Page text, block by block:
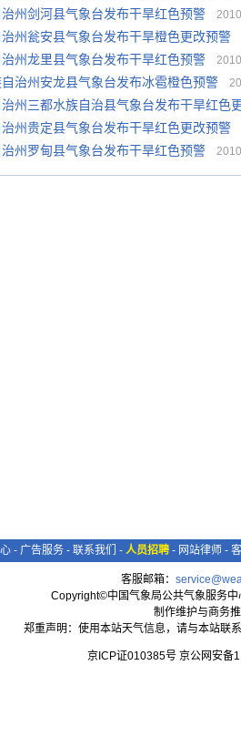
州剑河县气象台发布干旱红色预警
州瓮安县气象台发布干旱橙色更改预警
州龙里县气象台发布干旱红色预警
治州安龙县气象台发布冰雹橙色预警
州三都水族自治县气象台发布干旱红色
州贵定县气象台发布干旱红色更改预警
州罗甸县气象台发布干旱红色预警
- 广告服务 - 联系我们 - 人员招聘 - 网站律师 -
客服邮箱：
Copyright©中国气象局公共气象服务
制作维护与商务
郑重声明：使用本站天气信息，请与本站联
京ICP证010385号 京公网安备